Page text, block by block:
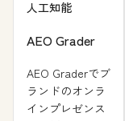
人工知能
AEO Grader
AEO Graderでブ
ランドのオンラ
インプレゼンス